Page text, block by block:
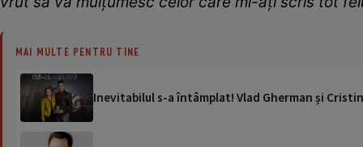
MAI MULTE PENTRU TINE
Inevitabilul s-a întâmplat! Vlad Gherman și